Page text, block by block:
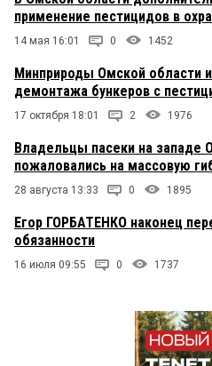
применение пестицидов в
14 мая 16:01 0 1452
Минприроды Омской области
демонтажа бункеров с
17 октября 18:01 2 1976
Владельцы пасеки на западе
пожаловались на массовую
28 августа 13:33 0 1895
Егор ГОРБАТЕНКО наконец
обязанности
16 июля 09:55 0 1737